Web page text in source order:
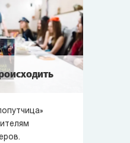
бросившись с того
звезды взволновали всех,
голос.
разнообразны,
ещё нет. Дела мисс
пока самоубийство —
Однако она